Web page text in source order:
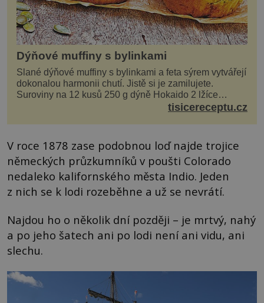
Dýňové muffiny s bylinkami
Slané dýňové muffiny s bylinkami a feta sýrem vytvářejí
dokonalou harmonii chutí. Jistě si je zamilujete.
Suroviny na 12 kusů 250 g dýně Hokaido 2 lžíce
olivového oleje sůl, pepř hrst nasekaných špen...
tisicereceptu.cz
V roce 1878 zase podobnou loď najde trojice
německých průzkumníků v poušti Colorado
nedaleko kalifornského města Indio. Jeden
z nich se k lodi rozeběhne a už se nevrátí.
Najdou ho o několik dní později – je mrtvý, nahý
a po jeho šatech ani po lodi není ani vidu, ani
slechu.